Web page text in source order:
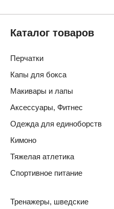
Каталог товаров
Перчатки
Капы для бокса
Макивары и лапы
Аксессуары, Фитнес
Одежда для единоборств
Кимоно
Тяжелая атлетика
Спортивное питание
Тренажеры, шведские